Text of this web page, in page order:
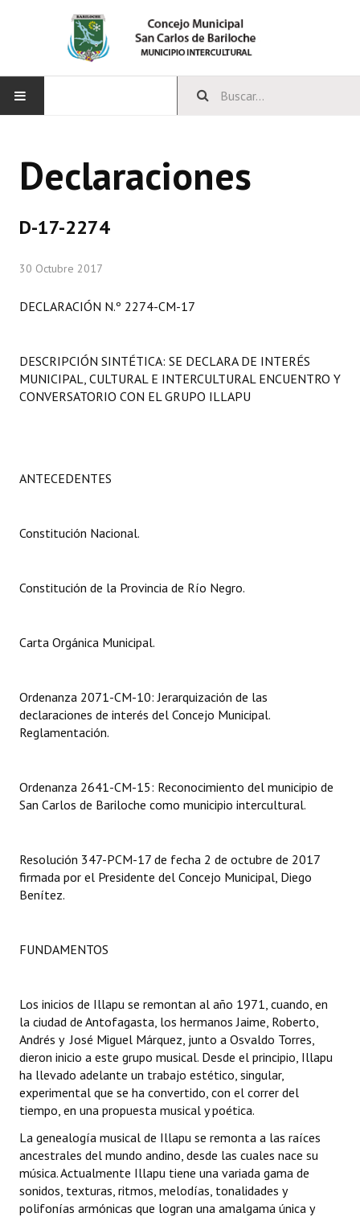
CONCEJO
Comisiones Especiales
Programas
Constitución Provincial
Digesto
DOCUMENTOS
Proyectos Presentados
Actas de Sesión
Actas de Audiencias Públicas
Comunicaciones
Resoluciones
Resoluciones de Presidencia
INSTITUCIONAL
Noticias Destacadas
Registros y Distinciones
Declaraciones
D-17-2274
30 Octubre 2017
DECLARACIÓN N.º 2274-CM-17
DESCRIPCIÓN SINTÉTICA: SE DECLARA DE INTERÉS
MUNICIPAL, CULTURAL E INTERCULTURAL ENCUENTRO Y
CONVERSATORIO CON EL GRUPO ILLAPU
ANTECEDENTES
Constitución Nacional.
Constitución de la Provincia de Río Negro.
Carta Orgánica Municipal.
Ordenanza 2071-CM-10: Jerarquización de las
declaraciones de interés del Concejo Municipal.
Reglamentación.
Ordenanza 2641-CM-15: Reconocimiento del municipio de
San Carlos de Bariloche como municipio intercultural.
Resolución 347-PCM-17 de fecha 2 de octubre de 2017
firmada por el Presidente del Concejo Municipal, Diego
Benítez.
FUNDAMENTOS
Los inicios de Illapu se remontan al año 1971, cuando, en
la ciudad de Antofagasta, los hermanos Jaime, Roberto,
Andrés y José Miguel Márquez, junto a Osvaldo Torres,
dieron inicio a este grupo musical. Desde el principio, Illapu
ha llevado adelante un trabajo estético, singular,
experimental que se ha convertido, con el correr del
tiempo, en una propuesta musical y poética.
La genealogía musical de Illapu se remonta a las raíces
ancestrales del mundo andino, desde las cuales nace su
música. Actualmente Illapu tiene una variada gama de
sonidos, texturas, ritmos, melodías, tonalidades y
polifonías armónicas que logran una amalgama única y